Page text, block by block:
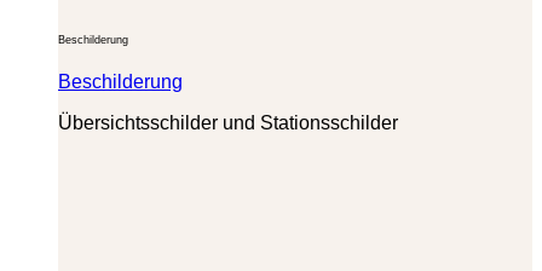
Beschilderung
Beschilderung
Übersichtsschilder und Stationsschilder